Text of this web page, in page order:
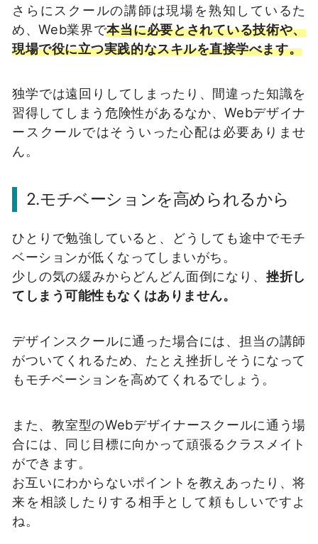
さらにスクールの講師は現場を熟知しているた
め、Web業界で本当に必要とされている技術や、
現場で役に立つ実践的なスキルを直接学べます。
独学では遠回りしてしまったり、間違った知識を
習得してしまう危険性があるなか、Webデザイナ
ースクールではそういった心配は必要ありませ
ん。
2.モチベーションを高められるから
ひとりで勉強していると、どうしても途中でモチ
ベーションが低くなってしまいがち。
少しの気の緩みからどんどん面倒になり、 挫折し
てしまう可能性もなくはありません。
デザインスクールに通った場合には、担当の講師
がついてくれるため、たとえ挫折しそうになって
もモチベーションを高めてくれるでしょう。
また、教室型のWebデザイナースクールに通う場
合には、同じ目標に向かって頑張るクラスメイト
ができます。
お互いにわからないポイントを教えあったり、将
来を相談したりする相手として頼もしいですよ
ね。